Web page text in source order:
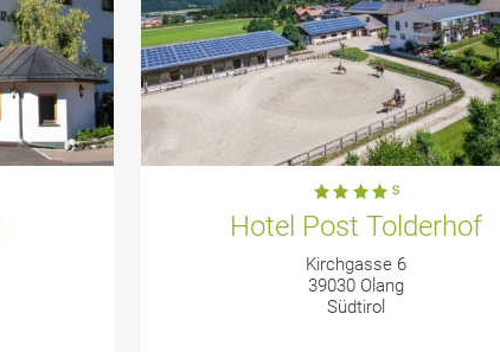
Hotel Post Tolderhof
Kirchgasse 6
39030 Olang
Südtirol